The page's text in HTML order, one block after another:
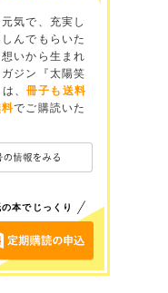
気で、充実し
んでもらいた
いから生まれ
ジン『太陽笑
、 冊子も送料
でご購読いた
本でじっくり